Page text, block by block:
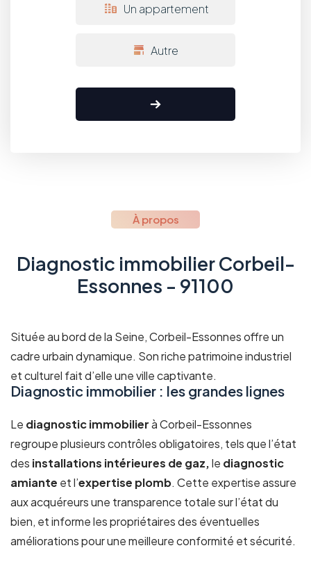
Un appartement
Autre
À propos
Diagnostic immobilier Corbeil-
Essonnes - 91100
Située au bord de la Seine, Corbeil-Essonnes offre un
cadre urbain dynamique. Son riche patrimoine industriel
et culturel fait d’elle une ville captivante.
Diagnostic immobilier : les grandes lignes
Le diagnostic immobilierà Corbeil-Essonnes
regroupe plusieurs contrôles obligatoires, tels que l’état
des installations intérieures de gaz,le diagnostic
amiante et l’expertise plomb. Cette expertise assure
aux acquéreurs une transparence totale sur l’état du
bien, et informe les propriétaires des éventuelles
améliorations pour une meilleure conformité et sécurité.